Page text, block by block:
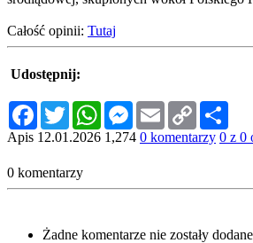
Całość opinii: Tutaj
Udostępnij:
Facebook
TwitterWhatsAppMessenger
Email Copy
Link
Apis 12.01.2026 1,274 0 komentarzy 0 z 0
0 komentarzy
Żadne komentarze nie zostały